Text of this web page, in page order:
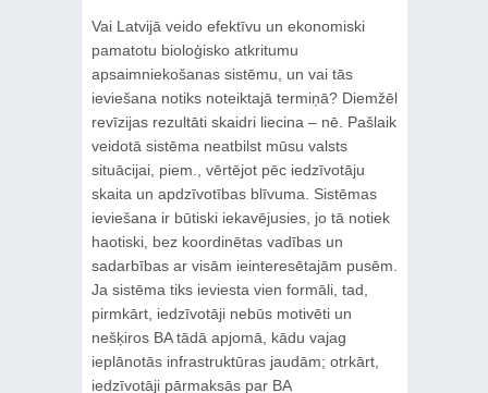
Vai Latvijā veido efektīvu un ekonomiski
pamatotu bioloģisko atkritumu
apsaimniekošanas sistēmu, un vai tās
ieviešana notiks noteiktajā termiņā? Diemžēl
revīzijas rezultāti skaidri liecina – nē. Pašlaik
veidotā sistēma neatbilst mūsu valsts
situācijai, piem., vērtējot pēc iedzīvotāju
skaita un apdzīvotības blīvuma. Sistēmas
ieviešana ir būtiski iekavējusies, jo tā notiek
haotiski, bez koordinētas vadības un
sadarbības ar visām ieinteresētajām pusēm.
Ja sistēma tiks ieviesta vien formāli, tad,
pirmkārt, iedzīvotāji nebūs motivēti un
nešķiros BA tādā apjomā, kādu vajag
ieplānotās infrastruktūras jaudām; otrkārt,
iedzīvotāji pārmaksās par BA